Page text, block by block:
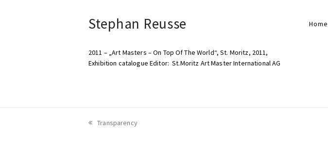
Stephan Reusse Home
2011 – „Art Masters – On Top Of The World“, St. Moritz, 2011,
Exhibition catalogue Editor: St.Moritz Art Master International AG
vorheriger
Transparency